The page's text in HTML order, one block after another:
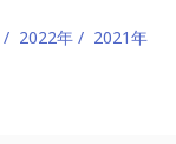
2022年 2021年